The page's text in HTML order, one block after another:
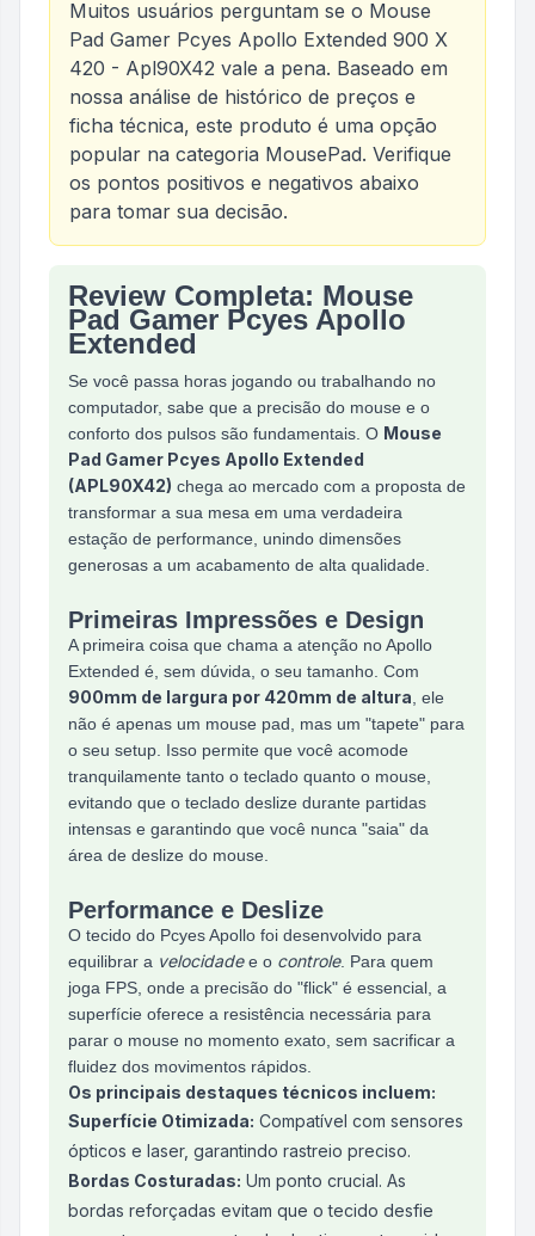
Muitos usuários perguntam se o Mouse
Pad Gamer Pcyes Apollo Extended 900 X
420 - Apl90X42 vale a pena. Baseado em
nossa análise de histórico de preços e
ficha técnica, este produto é uma opção
popular na categoria MousePad. Verifique
os pontos positivos e negativos abaixo
para tomar sua decisão.
Análise do produtoMouse Pad Gamer Pcyes
Review Completa: Mouse
Pad Gamer Pcyes Apollo
Extended
Se você passa horas jogando ou trabalhando no
computador, sabe que a precisão do mouse e o
conforto dos pulsos são fundamentais. O Mouse
Pad Gamer Pcyes Apollo Extended
(APL90X42) chega ao mercado com a proposta de
transformar a sua mesa em uma verdadeira
estação de performance, unindo dimensões
generosas a um acabamento de alta qualidade.
Primeiras Impressões e Design
A primeira coisa que chama a atenção no Apollo
Extended é, sem dúvida, o seu tamanho. Com
900mm de largura por 420mm de altura , ele
não é apenas um mouse pad, mas um "tapete" para
o seu setup. Isso permite que você acomode
tranquilamente tanto o teclado quanto o mouse,
evitando que o teclado deslize durante partidas
intensas e garantindo que você nunca "saia" da
área de deslize do mouse.
Performance e Deslize
O tecido do Pcyes Apollo foi desenvolvido para
equilibrar a velocidadee o controle. Para quem
joga FPS, onde a precisão do "flick" é essencial, a
superfície oferece a resistência necessária para
parar o mouse no momento exato, sem sacrificar a
fluidez dos movimentos rápidos.
Os principais destaques técnicos incluem:
Superfície Otimizada: Compatível com sensores
ópticos e laser, garantindo rastreio preciso.
Bordas Costuradas: Um ponto crucial. As
bordas reforçadas evitam que o tecido desfie